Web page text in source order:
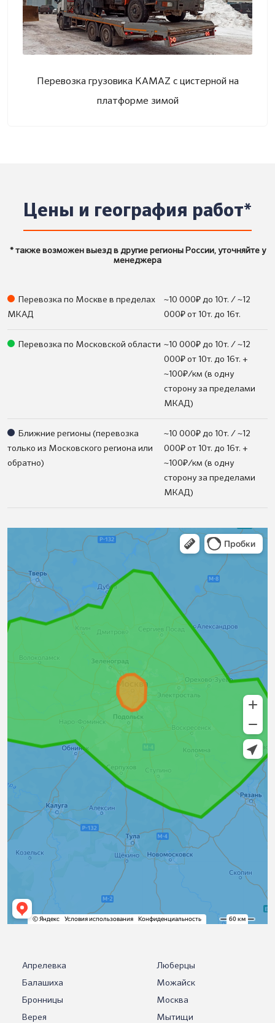
Перевозка грузовика KAMAZ с цистерной на
платформе зимой
Цены и география работ*
* также возможен выезд в другие регионы России, уточняйте у
менеджера
Перевозка по Москве в пределах
МКАД
~10 000₽ до 10т. / ~12
000₽ от 10т. до 16т.
Перевозка по Московской области ~10 000₽ до 10т. / ~12
000₽ от 10т. до 16т. +
~100₽/км (в одну
сторону за пределами
МКАД)
Ближние регионы (перевозка
только из Московского региона или
обратно)
~10 000₽ до 10т. / ~12
000₽ от 10т. до 16т. +
~100₽/км (в одну
сторону за пределами
МКАД)
Апрелевка
Балашиха
Бронницы
Верея
Люберцы
Можайск
Москва
Мытищи